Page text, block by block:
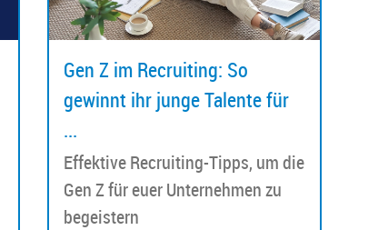
Gen Z im Recruiting: So
gewinnt ihr junge Talente für
...
Effektive Recruiting-Tipps, um die
Gen Z für euer Unternehmen zu
begeistern